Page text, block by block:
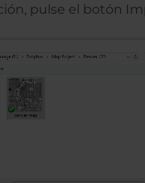
pulse el botón